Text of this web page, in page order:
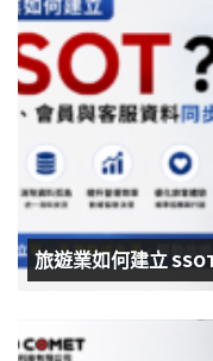
旅遊業如何建立